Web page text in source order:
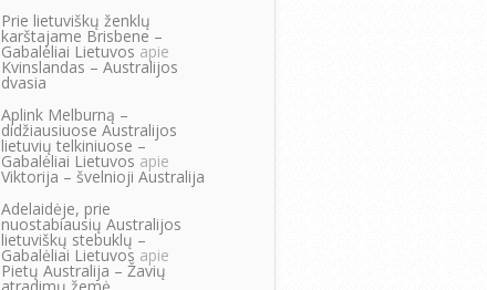
Prie lietuviškų ženklų
karštajame Brisbene –
Gabalėliai Lietuvos apie
Kvinslandas – Australijos
dvasia
Aplink Melburną –
didžiausiuose Australijos
lietuvių telkiniuose –
Gabalėliai Lietuvos apie
Viktorija – švelnioji Australija
Adelaidėje, prie
nuostabiausių Australijos
lietuviškų stebuklų –
Gabalėliai Lietuvos apie
Pietų Australija – Žavių